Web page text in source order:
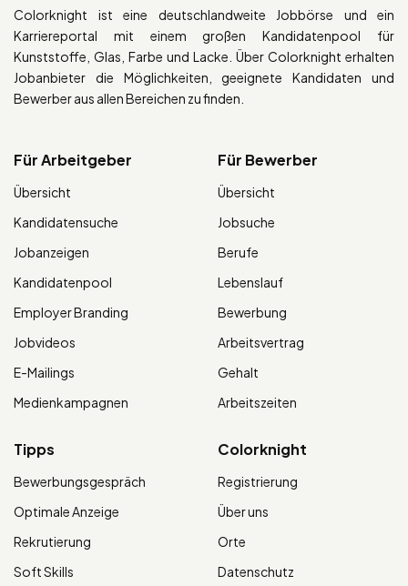
Colorknight ist eine deutschlandweite Jobbörse und ein
Karriereportal mit einem großen Kandidatenpool für
Kunststoffe, Glas, Farbe und Lacke. Über Colorknight erhalten
Jobanbieter die Möglichkeiten, geeignete Kandidaten und
Bewerber aus allen Bereichen zu finden.
Für Arbeitgeber
Übersicht
Kandidatensuche
Jobanzeigen
Kandidatenpool
Employer Branding
Jobvideos
E-Mailings
Medienkampagnen
Für Bewerber
Übersicht
Jobsuche
Berufe
Lebenslauf
Bewerbung
Arbeitsvertrag
Gehalt
Arbeitszeiten
Tipps
Bewerbungsgespräch
Optimale Anzeige
Rekrutierung
Soft Skills
Colorknight
Registrierung
Über uns
Orte
Datenschutz